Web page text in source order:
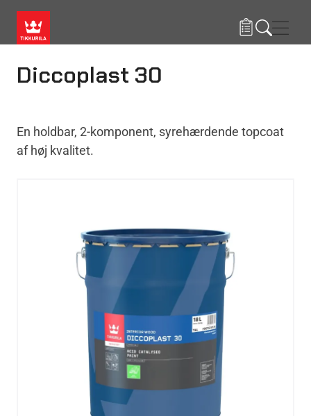
Diccoplast 30
En holdbar, 2-komponent, syrehærdende topcoat
af høj kvalitet.